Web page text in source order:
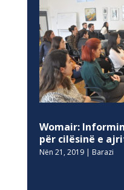
Womair:
për cilësinë e
Nën 21, 2019| Barazi